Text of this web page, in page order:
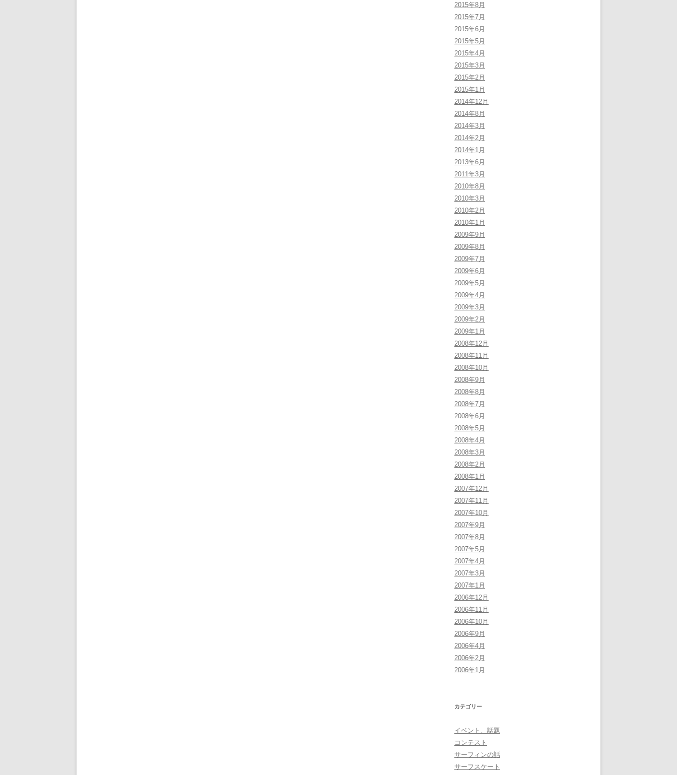
2015年8月
2015年7月
2015年6月
2015年5月
2015年4月
2015年3月
2015年2月
2015年1月
2014年12月
2014年8月
2014年3月
2014年2月
2014年1月
2013年6月
2011年3月
2010年8月
2010年3月
2010年2月
2010年1月
2009年9月
2009年8月
2009年7月
2009年6月
2009年5月
2009年4月
2009年3月
2009年2月
2009年1月
2008年12月
2008年11月
2008年10月
2008年9月
2008年8月
2008年7月
2008年6月
2008年5月
2008年4月
2008年3月
2008年2月
2008年1月
2007年12月
2007年11月
2007年10月
2007年9月
2007年8月
2007年5月
2007年4月
2007年3月
2007年1月
2006年12月
2006年11月
2006年10月
2006年9月
2006年4月
2006年2月
2006年1月
カテゴリー
イベント、話題
コンテスト
サーフィンの話
サーフスケート